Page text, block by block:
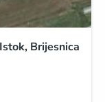
Brijesnica